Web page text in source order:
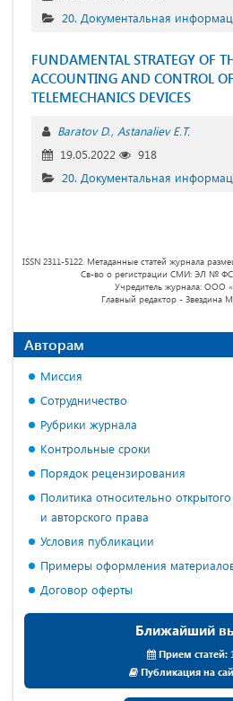
20. Документальная
FUNDAMENTAL STRATEGY OF
ACCOUNTING AND CONTROL
TELEMECHANICS DEVICES
Baratov D. Astanaliev E.T.
19.05.2022
918
20. Документальная
ISSN 2311-5122. Метаданные статей журнала
Св-во о регистрации СМИ: ЭЛ №
Учредитель журнала: ООО
Главный редактор - Звездина
Авторам
Миссия
Сотрудничество
Рубрики журнала
Контрольные сроки
Порядок рецензирования
Политика относительно
и авторского права
Условия публикации
Примеры оформления
Договор оферты
Ближайший
Прием статей:
Публикация на